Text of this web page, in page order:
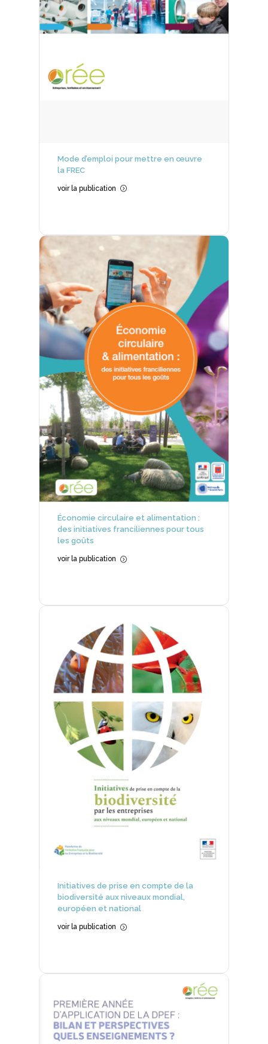
Mode d’emploi pour mettre en œuvre
la FREC
voir la publication =
Économie circulaire et alimentation :
des initiatives franciliennes pour tous
les goûts
voir la publication =
Initiatives de prise en compte de la
biodiversité aux niveaux mondial,
européen et national
voir la publication =